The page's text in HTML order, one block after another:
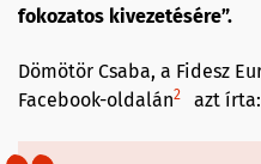
fokozatos kivezetésére”.
Dömötör Csaba, a Fidesz
Facebook-oldalán2 azt írta: